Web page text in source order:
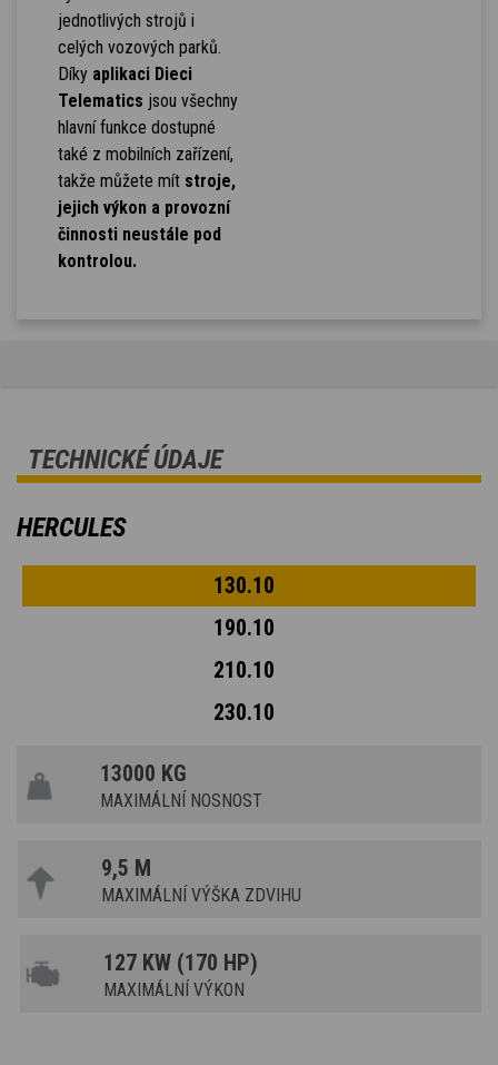
jednotlivých strojů i
celých vozových parků.
Díky aplikaci Dieci
Telematics jsou všechny
hlavní funkce dostupné
také z mobilních zařízení,
takže můžete mít stroje,
jejich výkon a provozní
činnosti neustále pod
kontrolou.
TECHNICKÉ ÚDAJE
HERCULES
130.10
190.10
210.10
230.10
13000 KG
MAXIMÁLNÍ NOSNOST
9,5 M
MAXIMÁLNÍ VÝŠKA ZDVIHU
127 KW (170 HP)
MAXIMÁLNÍ VÝKON